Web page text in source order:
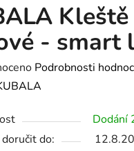
- smart
Podrobnosti
Dodání
do: